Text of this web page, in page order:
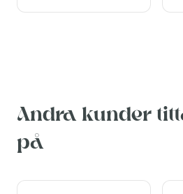
Andra kunder
på